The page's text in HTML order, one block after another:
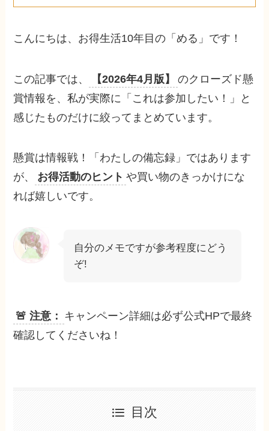
こんにちは、お得生活10年目の「める」です！
この記事では、 【2026年4月版】
のクローズド懸
賞情報を、私が実際に「これは参加したい！」と
感じたものだけに絞ってまとめています。
懸賞は情報戦！「わたしの備忘録」ではあります
が、
お得活動のヒント や買い物のきっかけにな
れば嬉しいです。
自分のメモですが参考程度にどう
ぞ!
🚨 注意： キャンペーン詳細は必ず公式HPで最終
確認してくださいね！
目次